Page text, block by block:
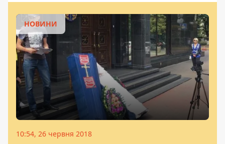
НОВИНИ
10:54, 26 червня 2018